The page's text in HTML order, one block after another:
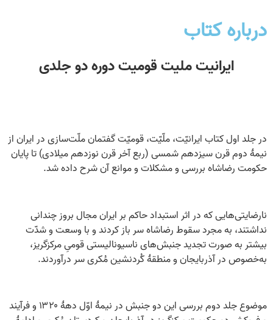
درباره کتاب
ایرانیت ملیت قومیت دوره دو جلدی
در جلد اول کتاب ایرانیّت، ملّیّت، قومیّت گفتمان ملّت‌سازی در ایران از
نیمهٔ دوم قرن سیزدهم شمسی (ربع آخر قرن نوزدهم میلادی) تا پایان
حکومت رضاشاه بررسی و مشکلات و موانع آن شرح داده‌ شد.
نارضایتی‌هایی که در اثر استبداد حاکم بر ایران مجال بروز چندانی
نداشتند، به مجرد سقوط رضاشاه سر باز کردند و با وسعت و شدّت
بیشتر به صورت تجدید جنبش‌های ناسیونالیستی قومیِ مرکزگریز،
به‌خصوص در آذربایجان و منطقهٔ کُردنشین مُکری سر درآوردند.
موضوع جلد دوم بررسی این دو جنبش در نیمهٔ اوّل دهۀ ۱۳۲۰ و فرآیند